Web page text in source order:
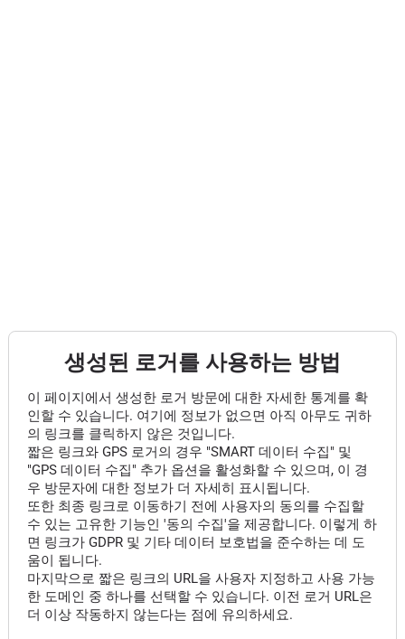
생성된 로거를 사용하는 방법
이 페이지에서 생성한 로거 방문에 대한 자세한 통계를 확
인할 수 있습니다. 여기에 정보가 없으면 아직 아무도 귀하
의 링크를 클릭하지 않은 것입니다.
짧은 링크와 GPS 로거의 경우 "SMART 데이터 수집" 및
"GPS 데이터 수집" 추가 옵션을 활성화할 수 있으며, 이 경
우 방문자에 대한 정보가 더 자세히 표시됩니다.
또한 최종 링크로 이동하기 전에 사용자의 동의를 수집할
수 있는 고유한 기능인 '동의 수집'을 제공합니다. 이렇게 하
면 링크가 GDPR 및 기타 데이터 보호법을 준수하는 데 도
움이 됩니다.
마지막으로 짧은 링크의 URL을 사용자 지정하고 사용 가능
한 도메인 중 하나를 선택할 수 있습니다. 이전 로거 URL은
더 이상 작동하지 않는다는 점에 유의하세요.